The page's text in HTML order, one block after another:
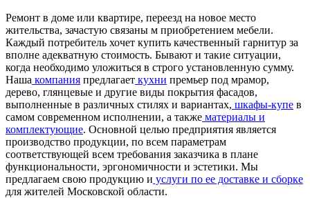
Ремонт в доме или квартире, переезд на новое место
жительства, зачастую связаны м приобретением мебели.
Каждый потребитель хочет купить качественный гарнитур за
вполне адекватную стоимость. Бывают и такие ситуации,
когда необходимо уложиться в строго установленную сумму.
Наша компания предлагает кухни премьер под мрамор,
дерево, глянцевые и другие виды покрытия фасадов,
выполненные в различных стилях и вариантах, шкафы-купе в
самом современном исполнении, а также материалы и
комплектующие. Основной целью предприятия является
производство продукции, по всем параметрам
соответствующей всем требования заказчика в плане
функциональности, эргономичности и эстетики. Мы
предлагаем свою продукцию и услуги по ее доставке и сборке
для жителей Московской области.